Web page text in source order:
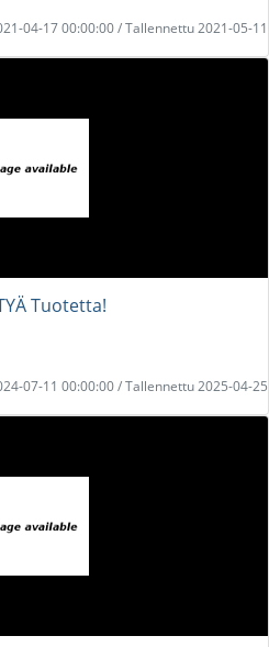
04-17 00:00:00 / Tallennettu 2021-05-11
Tuotetta!
07-11 00:00:00 / Tallennettu 2025-04-25